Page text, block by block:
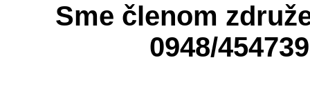
Sme členom
0948/